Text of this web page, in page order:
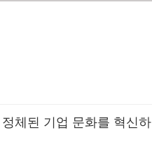
체된 기업 문화를 혁신하